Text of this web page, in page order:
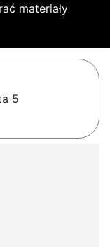
materiały
5